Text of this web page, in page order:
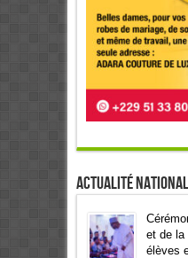
Actualité
et de la
élèves